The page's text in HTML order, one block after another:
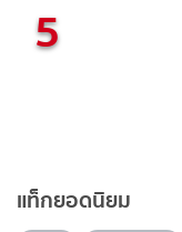
5
แท็กยอดนิยม